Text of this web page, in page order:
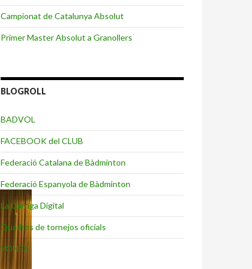
Campionat de Catalunya Absolut
Primer Master Absolut a Granollers
BLOGROLL
BADVOL
FACEBOOK del CLUB
Federació Catalana de Bàdminton
Federació Espanyola de Bàdminton
La Garriga Digital
Quadres de tornejos oficials
YONEX